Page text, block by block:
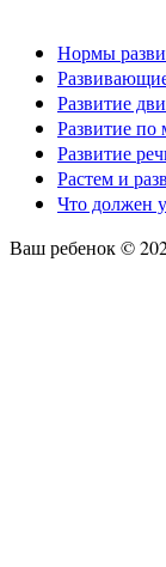
Нормы
Развитие
Развитие по
Развитие
Растем и
Что должен
Ваш ребенок ©